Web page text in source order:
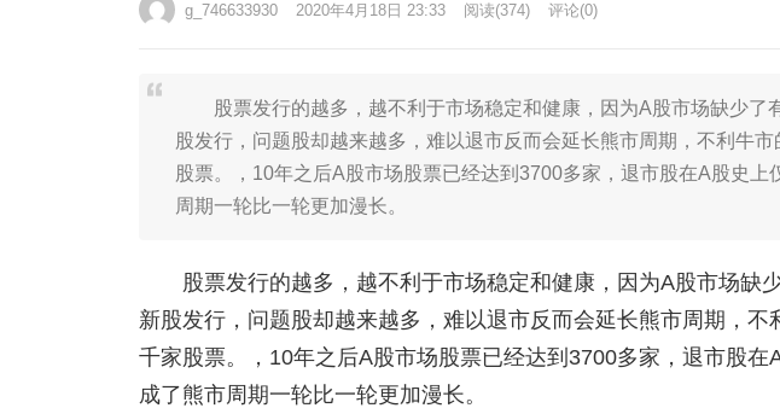
g_746633930 2020年4月18日 23:33 阅读(374) 评论(0)
股票发行的越多，越不利于市场稳定和健康，因为A股市场缺少了
股发行，问题股却越来越多，难以退市反而会延长熊市周期，不利牛
股票。，10年之后A股市场股票已经达到3700多家，退市股在A股史上
周期一轮比一轮更加漫长。
股票发行的越多，越不利于市场稳定和健康，因为A股市场缺
新股发行，问题股却越来越多，难以退市反而会延长熊市周期，
千家股票。，10年之后A股市场股票已经达到3700多家，退市股在
成了熊市周期一轮比一轮更加漫长。